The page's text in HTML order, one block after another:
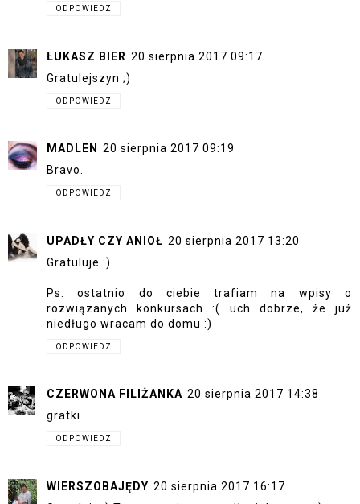
ODPOWIEDZ
ŁUKASZ BIER 20 sierpnia 2017 09:17
Gratulejszyn ;)
ODPOWIEDZ
MADLEN
20 sierpnia 2017 09:19
Bravo.
ODPOWIEDZ
UPADŁY CZY ANIOŁ 20 sierpnia 2017 13:20
Gratuluje :)
Ps. ostatnio do ciebie trafiam na wpisy o
rozwiązanych konkursach :( uch dobrze, że już
niedługo wracam do domu :)
ODPOWIEDZ
CZERWONA FILIŻANKA 20 sierpnia 2017 14:38
gratki
ODPOWIEDZ
WIERSZOBAJĘDY 20 sierpnia 2017 16:17